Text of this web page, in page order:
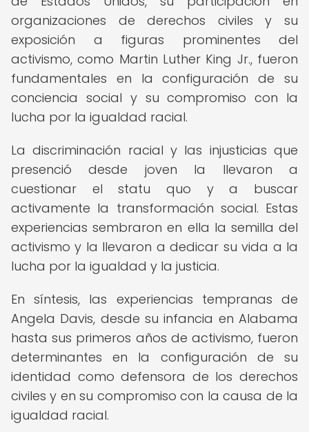
organizaciones de derechos civiles y su
exposición a figuras prominentes del
activismo, como Martin Luther King Jr., fueron
fundamentales en la configuración de su
conciencia social y su compromiso con la
lucha por la igualdad racial.
La discriminación racial y las injusticias que
presenció desde joven la llevaron a
cuestionar el statu quo y a buscar
activamente la transformación social. Estas
experiencias sembraron en ella la semilla del
activismo y la llevaron a dedicar su vida a la
lucha por la igualdad y la justicia.
En síntesis, las experiencias tempranas de
Angela Davis, desde su infancia en Alabama
hasta sus primeros años de activismo, fueron
determinantes en la configuración de su
identidad como defensora de los derechos
civiles y en su compromiso con la causa de la
igualdad racial.